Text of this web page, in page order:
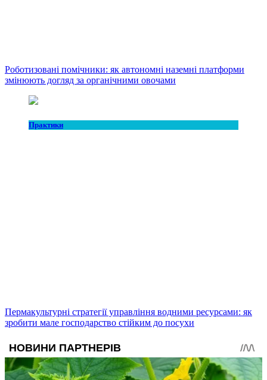
Роботизовані помічники: як автономні наземні платформи
змінюють догляд за органічними овочами
Практики
Пермакультурні стратегії управління водними ресурсами: як
зробити мале господарство стійким до посухи